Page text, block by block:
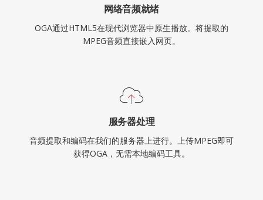
网络音频就绪
OGA通过HTML5在现代浏览器中原生播放。将提取的
MPEG音频直接嵌入网页。
服务器处理
音频提取和编码在我们的服务器上进行。上传MPEG即可
获得OGA，无需本地编码工具。